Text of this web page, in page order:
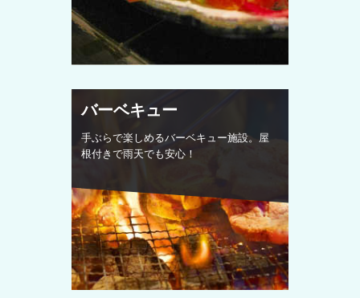
バーベキュー
手ぶらで楽しめるバーベキュー施設。屋
根付きで雨天でも安心！